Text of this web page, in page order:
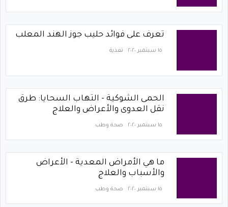
تعرف على فوائد حليب جوز الهند المعلب
١٥ سبتمبر ٢٠٢٠ تغذية
الحمى الشوكية - التهاب السحايا: طرق
نقل العدوى والأعراض والعلاج
١٥ سبتمبر ٢٠٢٠ صحة وطب
ما هي الأمراض المعدية - الأعراض
والأسباب والعلاج
١٥ سبتمبر ٢٠٢٠ صحة وطب